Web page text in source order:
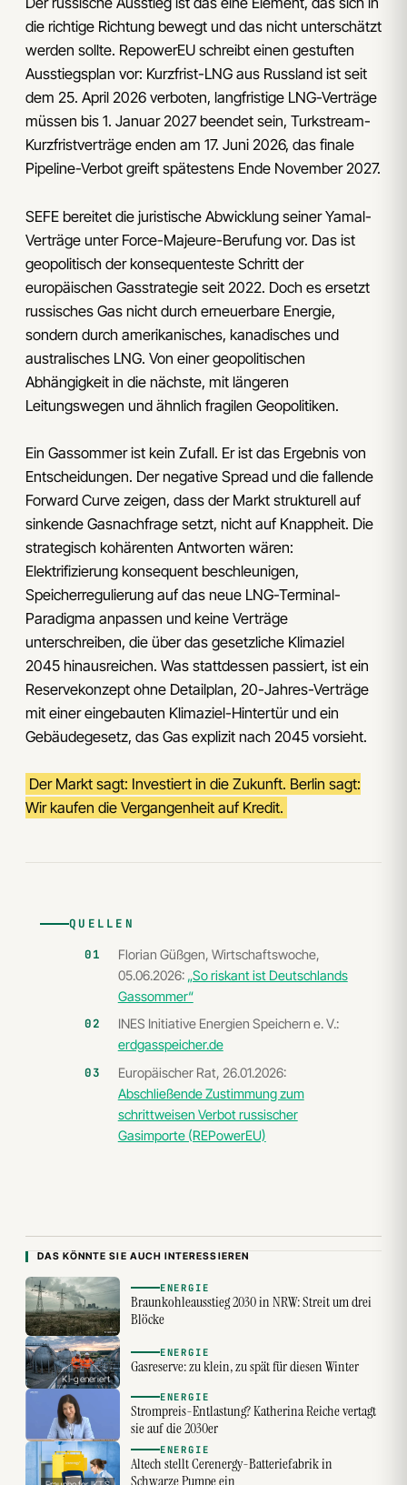
die richtige Richtung bewegt und das nicht unterschätzt
werden sollte. RepowerEU schreibt einen gestuften
Ausstiegsplan vor: Kurzfrist-LNG aus Russland ist seit
dem 25. April 2026 verboten, langfristige LNG-Verträge
müssen bis 1. Januar 2027 beendet sein, Turkstream-
Kurzfristverträge enden am 17. Juni 2026, das finale
Pipeline-Verbot greift spätestens Ende November 2027.
SEFE bereitet die juristische Abwicklung seiner Yamal-
Verträge unter Force-Majeure-Berufung vor. Das ist
geopolitisch der konsequenteste Schritt der
europäischen Gasstrategie seit 2022. Doch es ersetzt
russisches Gas nicht durch erneuerbare Energie,
sondern durch amerikanisches, kanadisches und
australisches LNG. Von einer geopolitischen
Abhängigkeit in die nächste, mit längeren
Leitungswegen und ähnlich fragilen Geopolitiken.
Ein Gassommer ist kein Zufall. Er ist das Ergebnis von
Entscheidungen. Der negative Spread und die fallende
Forward Curve zeigen, dass der Markt strukturell auf
sinkende Gasnachfrage setzt, nicht auf Knappheit. Die
strategisch kohärenten Antworten wären:
Elektrifizierung konsequent beschleunigen,
Speicherregulierung auf das neue LNG-Terminal-
Paradigma anpassen und keine Verträge
unterschreiben, die über das gesetzliche Klimaziel
2045 hinausreichen. Was stattdessen passiert, ist ein
Reservekonzept ohne Detailplan, 20-Jahres-Verträge
mit einer eingebauten Klimaziel-Hintertür und ein
Gebäudegesetz, das Gas explizit nach 2045 vorsieht.
Der Markt sagt: Investiert in die Zukunft. Berlin sagt:
Wir kaufen die Vergangenheit auf Kredit.
QUELLEN
Florian Güßgen, Wirtschaftswoche,
05.06.2026: „So riskant ist Deutschlands
Gassommer“
INES Initiative Energien Speichern e. V.:
erdgasspeicher.de
Europäischer Rat, 26.01.2026:
Abschließende Zustimmung zum
schrittweisen Verbot russischer
Gasimporte (REPowerEU)
DAS KÖNNTE SIE AUCH INTERESSIEREN
ENERGIE
Braunkohleausstieg 2030 in NRW: Streit um drei
Blöcke
KI-generiert
ENERGIE
Gasreserve: zu klein, zu spät für diesen Winter
ENERGIE
Strompreis-Entlastung? Katherina Reiche vertagt
sie auf die 2030er
ENERGIE
Altech stellt Cerenergy-Batteriefabrik in